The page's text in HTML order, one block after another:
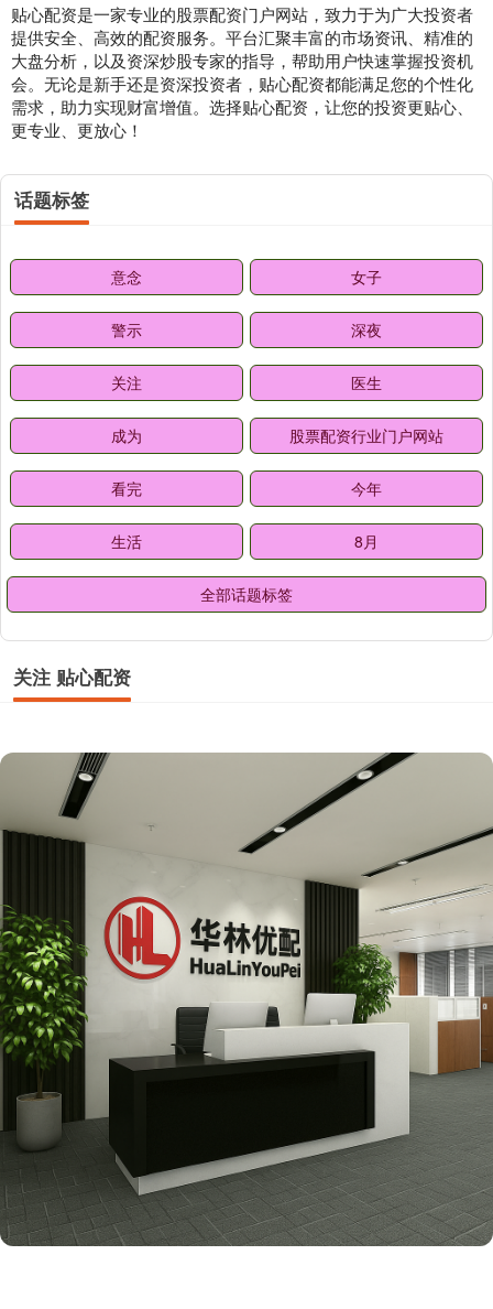
贴心配资是一家专业的股票配资门户网站，致力于为广大投资者
提供安全、高效的配资服务。平台汇聚丰富的市场资讯、精准的
大盘分析，以及资深炒股专家的指导，帮助用户快速掌握投资机
会。无论是新手还是资深投资者，贴心配资都能满足您的个性化
需求，助力实现财富增值。选择贴心配资，让您的投资更贴心、
更专业、更放心！
话题标签
意念 女子
警示 深夜
关注 医生
成为 股票配资行业门户网站
看完 今年
生活 8月
全部话题标签
关注 贴心配资